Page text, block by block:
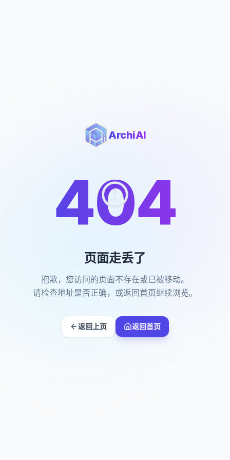
ArchiAI
404
页面走丢了
抱歉，您访问的页面不存在或已被移动。
请检查地址是否正确，或返回首页继续浏览。
返回上页 返回首页